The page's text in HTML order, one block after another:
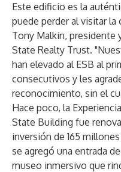
Este edificio es la
puede perder al visitar la
Tony Malkin, presidente
State Realty Trust.
han elevado al ESB al
consecutivos y les
reconocimiento, sin el
Hace poco, la
State Building fue
inversión de 165
se agregó una entrada
museo inmersivo que